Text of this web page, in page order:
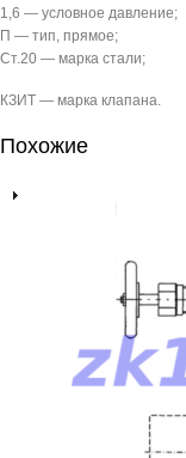
1,6 — условное давление;
П — тип, прямое;
Ст.20 — марка стали;
КЗИТ — марка клапана.
Похожие